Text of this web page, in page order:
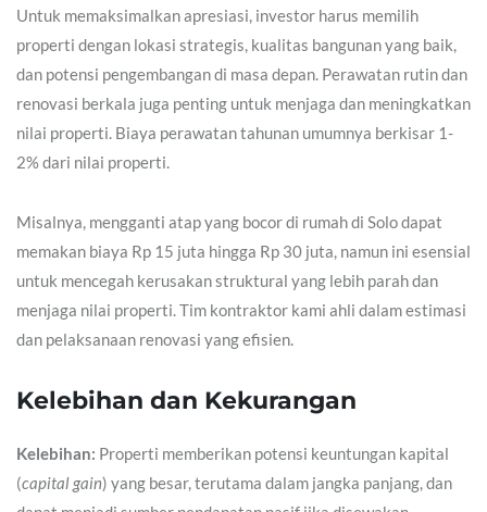
Untuk memaksimalkan apresiasi, investor harus memilih
properti dengan lokasi strategis, kualitas bangunan yang baik,
dan potensi pengembangan di masa depan. Perawatan rutin dan
renovasi berkala juga penting untuk menjaga dan meningkatkan
nilai properti. Biaya perawatan tahunan umumnya berkisar 1-
2% dari nilai properti.
Misalnya, mengganti atap yang bocor di rumah di Solo dapat
memakan biaya Rp 15 juta hingga Rp 30 juta, namun ini esensial
untuk mencegah kerusakan struktural yang lebih parah dan
menjaga nilai properti. Tim kontraktor kami ahli dalam estimasi
dan pelaksanaan renovasi yang efisien.
Kelebihan dan Kekurangan
Kelebihan: Properti memberikan potensi keuntungan kapital
(capital gain) yang besar, terutama dalam jangka panjang, dan